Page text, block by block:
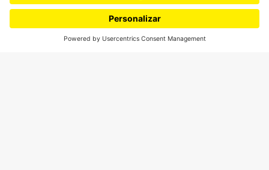
Ciudad
Movilización social